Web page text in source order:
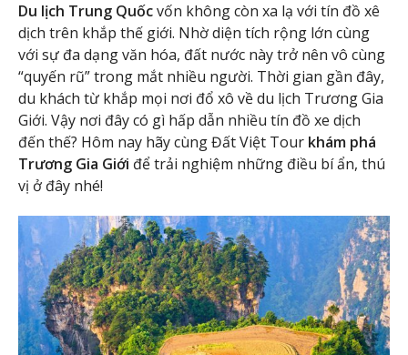
Du lịch Trung Quốcvốn không còn xa lạ với tín đồ xê
dịch trên khắp thế giới. Nhờ diện tích rộng lớn cùng
với sự đa dạng văn hóa, đất nước này trở nên vô cùng
“quyến rũ” trong mắt nhiều người. Thời gian gần đây,
du khách từ khắp mọi nơi đổ xô về du lịch Trương Gia
Giới. Vậy nơi đây có gì hấp dẫn nhiều tín đồ xe dịch
đến thế? Hôm nay hãy cùng Đất Việt Tour khám phá
Trương Gia Giới để trải nghiệm những điều bí ẩn, thú
vị ở đây nhé!